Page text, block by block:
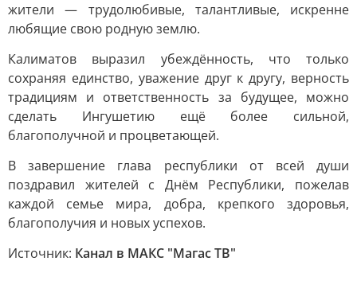
жители — трудолюбивые, талантливые, искренне
любящие свою родную землю.
Калиматов выразил убеждённость, что только
сохраняя единство, уважение друг к другу, верность
традициям и ответственность за будущее, можно
сделать Ингушетию ещё более сильной,
благополучной и процветающей.
В завершение глава республики от всей души
поздравил жителей с Днём Республики, пожелав
каждой семье мира, добра, крепкого здоровья,
благополучия и новых успехов.
Источник: Канал в МАКС "Магас ТВ"